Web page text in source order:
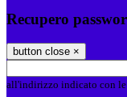
Recupero
button close ×
all'indirizzo indicato con le